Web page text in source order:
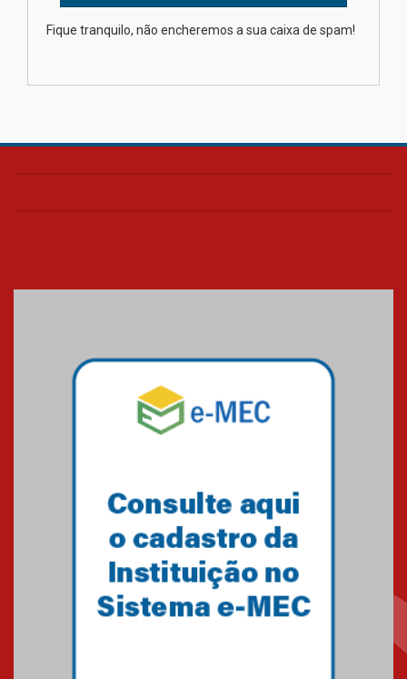
na educação dos filhos além da
Fique tranquilo, não encheremos a sua caixa de spam!